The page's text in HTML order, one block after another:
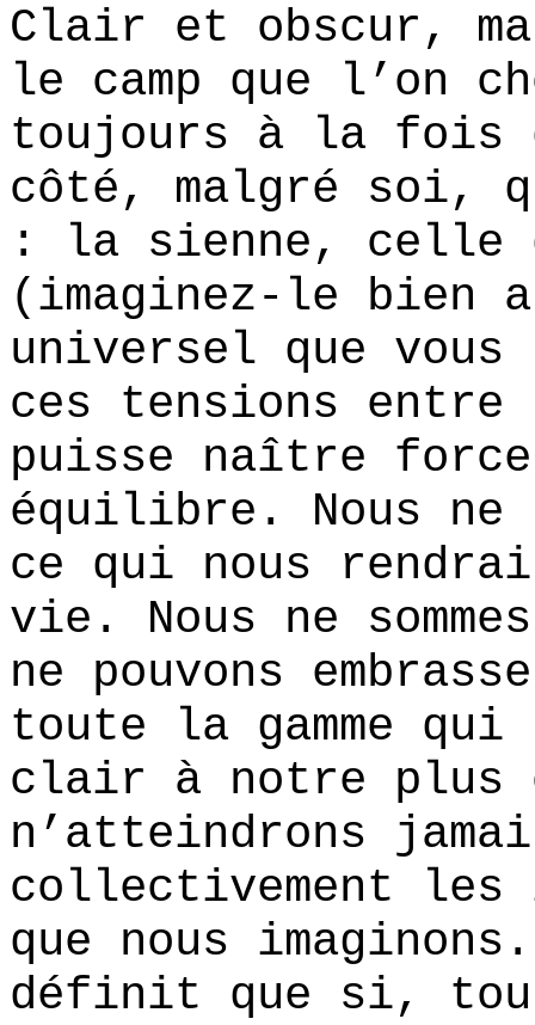
Clair et obscur,
le camp que l’on
toujours à la fois
côté, malgré soi,
: la sienne, celle
(imaginez-le bien
universel que
ces tensions entre
puisse naître
équilibre. Nous ne
ce qui nous
vie. Nous ne
ne pouvons
toute la gamme
clair à notre plus
n’atteindrons
collectivement les
que nous
définit que si,